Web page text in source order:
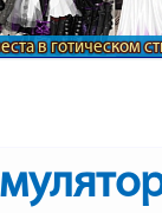
в готическом